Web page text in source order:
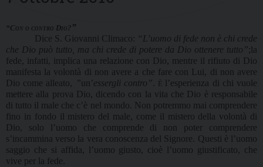
“Con o contro Dio? ”
Dice S. Giovanni Climaco: “L’uomo di fede non è chi crede
che Dio può tutto, ma chi crede di potere da Dio ottenere tutto”;la
fede, infatti, implica una relazione con Dio, mentre il rifiuto di Dio
manifesta la volontà di non avere a che fare con Lui, di non avere
Dio come alleato,
”un’essergli contro” È
l’esperienza di chi vuole
mettere alla prova Dio, dicendo con la vita che Dio è responsabile
di tutto il male che c’è nel mondo. Non potremmo mai comprendere
fino in fondo il mistero del male, come il mistero della volontà di
Dio, solo l’uomo che comprende di non poter comprendere
s’incammina verso la vera conoscenza del Signore. Questi è l’uomo
saggio che si affida, l’uomo giusto, cioè l’uomo giustificato, che
vive per la fede.